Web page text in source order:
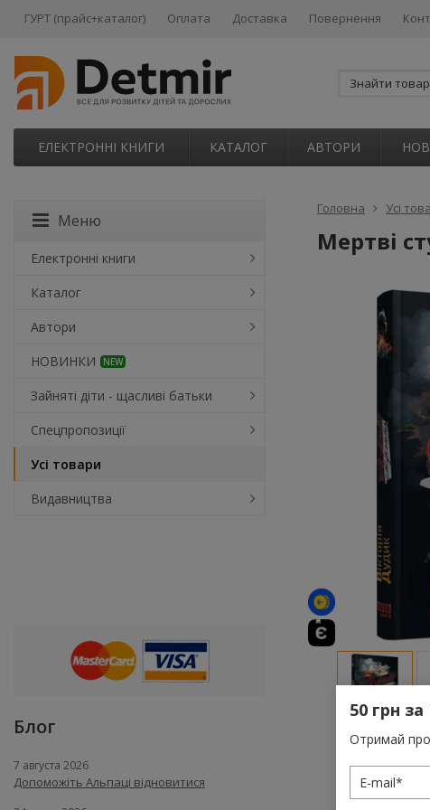
ГУРТ (прайс+каталог) Оплата Доставка Повернення
ЕЛЕКТРОННІ КНИГИ КАТАЛОГ АВТОРИ
Головна Усі
Мертві
Меню
Електронні книги
Каталог
Автори
НОВИНКИ
NEW
Зайняті діти - щасливі батьки
Спецпропозиції
Усі товари
Видавництва
Блог
7 августа 2026
Допоможіть Альпаці відновитися
50 грн
Отримай